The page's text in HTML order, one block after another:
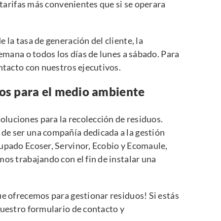
más convenientes que si se operara
la tasa de generación del cliente, la
o todos los días de lunes a sábado. Para
con nuestros ejecutivos.
para el medio ambiente
para la recolección de residuos.
ser una compañía dedicada a la gestión
Ecoser, Servinor, Ecobio yEcomaule,
trabajando con el fin de instalar una
ofrecemos para gestionar residuos! Si estás
formulario de contactoy